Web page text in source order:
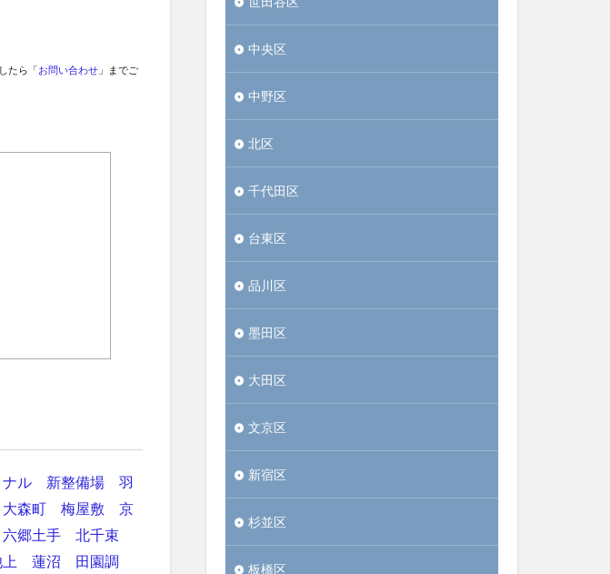
たら「お問い合わせ 」までご
ル 新整備場
羽
大森町 梅屋敷
京
六郷土手
北千束
蓮沼
田園調
中央区
中野区
北区
千代田区
台東区
品川区
墨田区
大田区
文京区
新宿区
杉並区
板橋区